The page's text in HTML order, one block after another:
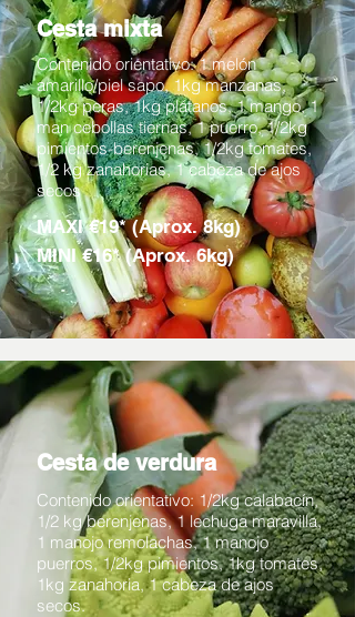
Cesta mixta
Contenido orientativo: 1 melón
amarillo/piel sapo, 1kg manzanas,
1/2kg peras, 1kg plátanos, 1 mango, 1
man cebollas tiernas, 1 puerro, 1/2kg
pimientos-berenjenas, 1/2kg tomates,
1/2 kg zanahorias, 1 cabeza de ajos
secos
MAXI €19* (Aprox. 8kg)
MINI €16* (Aprox. 6kg)
Cesta de verdura
Contenido orientativo: 1/2kg calabacín,
1/2 kg berenjenas, 1 lechuga maravilla,
1 manojo remolachas, 1 manojo
puerros, 1/2kg pimientos, 1kg tomates,
1kg zanahoria, 1 cabeza de ajos
secos.